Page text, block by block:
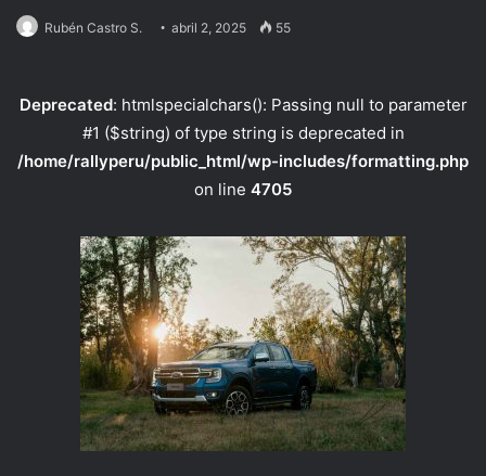
Rubén Castro S. abril 2, 2025 55
Deprecated: htmlspecialchars(): Passing null to parameter
#1 ($string) of type string is deprecated in
/home/rallyperu/public_html/wp-includes/formatting.php
on line 4705